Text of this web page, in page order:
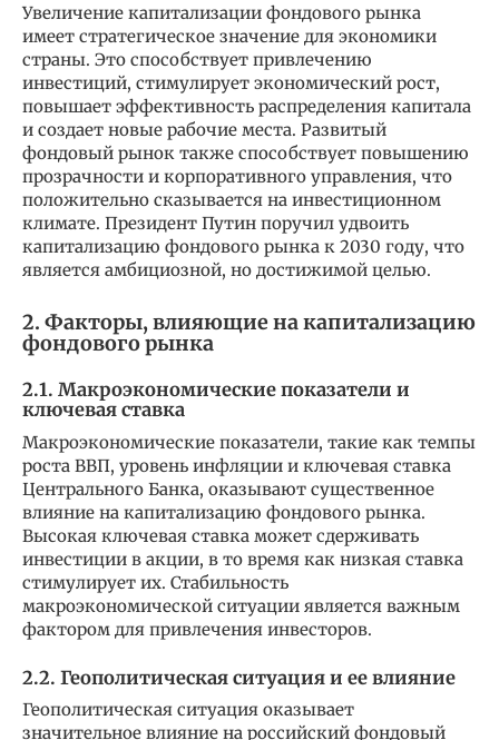
Увеличение капитализации фондового рынка
имеет стратегическое значение для экономики
страны. Это способствует привлечению
инвестиций, стимулирует экономический рост,
повышает эффективность распределения капитала
и создает новые рабочие места. Развитый
фондовый рынок также способствует повышению
прозрачности и корпоративного управления, что
положительно сказывается на инвестиционном
климате. Президент Путин поручил удвоить
капитализацию фондового рынка к 2030 году, что
является амбициозной, но достижимой целью.
2. Факторы, влияющие на капитализацию
фондового рынка
2.1. Макроэкономические показатели и
ключевая ставка
Макроэкономические показатели, такие как темпы
роста ВВП, уровень инфляции и ключевая ставка
Центрального Банка, оказывают существенное
влияние на капитализацию фондового рынка.
Высокая ключевая ставка может сдерживать
инвестиции в акции, в то время как низкая ставка
стимулирует их. Стабильность
макроэкономической ситуации является важным
фактором для привлечения инвесторов.
2.2. Геополитическая ситуация и ее влияние
Геополитическая ситуация оказывает
значительное влияние на российский фондовый